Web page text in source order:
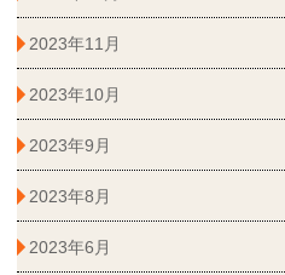
2023年11月
2023年10月
2023年9月
2023年8月
2023年6月